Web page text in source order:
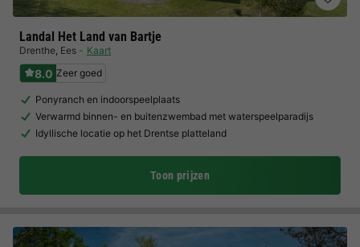
Landal Het Land van Bartje
Drenthe, Ees Kaart
8.0 Zeer goed
Ponyranch en indoorspeelplaats
Verwarmd binnen- en buitenzwembad met waterspeelparadijs
Idyllische locatie op het Drentse platteland
Toon prijzen